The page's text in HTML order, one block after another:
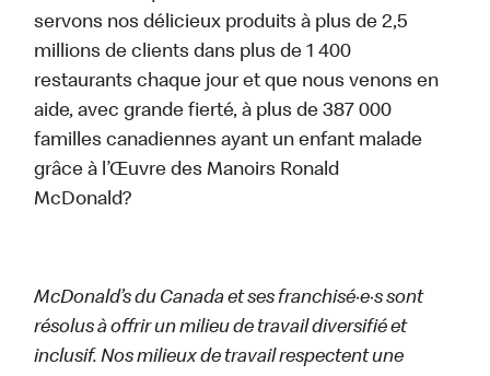
servons nos délicieux produits à plus de 2,5
millions de clients dans plus de 1 400
restaurants chaque jour et que nous venons en
aide, avec grande fierté, à plus de 387 000
familles canadiennes ayant un enfant malade
grâce à l’Œuvre des Manoirs Ronald
McDonald?
McDonald’s du Canada et ses franchisé·e·s sont
résolus à offrir un milieu de travail diversifié et
inclusif. Nos milieux de travail respectent une